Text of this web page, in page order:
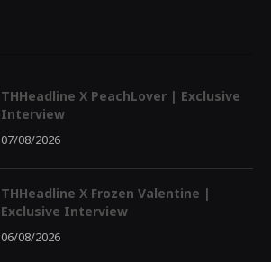
THHeadline X PeachLover | Exclusive
Interview
07/08/2026
THHeadline X Frozen Valentine |
Exclusive Interview
06/08/2026